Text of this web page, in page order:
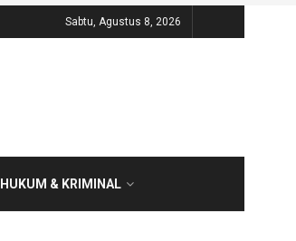
Sabtu, Agustus 8, 2026
HUKUM & KRIMINAL